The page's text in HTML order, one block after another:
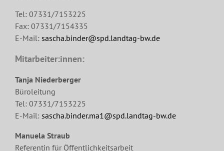
Tel: 07331/7153225
Fax: 07331/7154335
E-Mail: sascha.binder@spd.landtag-bw.de
Mitarbeiter:innen:
Tanja Niederberger
Büroleitung
Tel: 07331/7153225
E-Mail: sascha.binder.ma1@spd.landtag-bw.de
Manuela Straub
Referentin für Öffentlichkeitsarbeit